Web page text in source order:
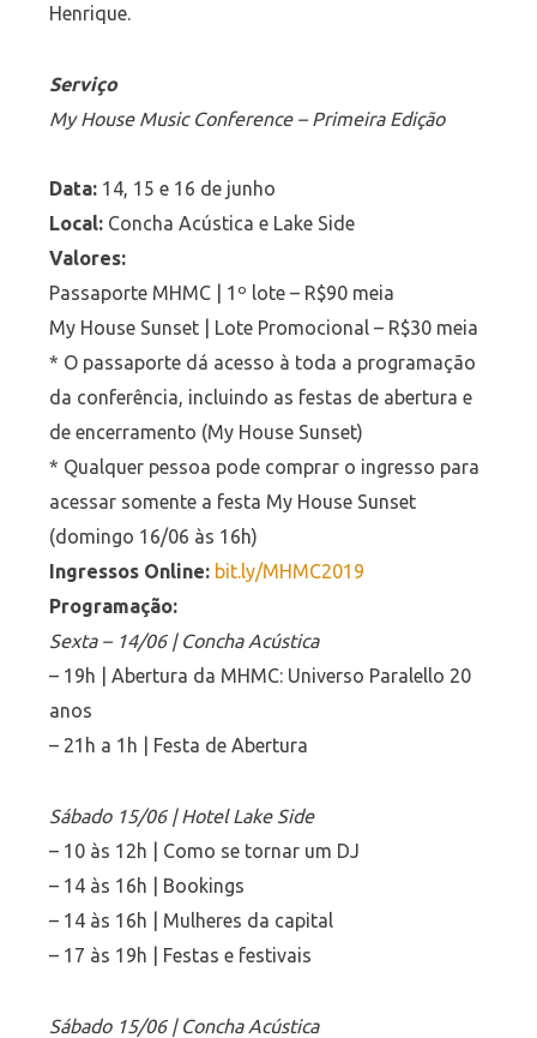
Henrique.
Serviço
My House Music Conference – Primeira Edição
Data:14, 15 e 16 de junho
Local:Concha Acústica e Lake Side
Valores:
Passaporte MHMC | 1º lote – R$90 meia
My House Sunset | Lote Promocional – R$30 meia
* O passaporte dá acesso à toda a programação
da conferência, incluindo as festas de abertura e
de encerramento (My House Sunset)
* Qualquer pessoa pode comprar o ingresso para
acessar somente a festa My House Sunset
(domingo 16/06 às 16h)
Ingressos Online: bit.ly/MHMC2019
Programação:
Sexta – 14/06 | Concha Acústica
– 19h | Abertura da MHMC: Universo Paralello 20
anos
– 21h a 1h | Festa de Abertura
Sábado 15/06 | Hotel Lake Side
– 10 às 12h | Como se tornar um DJ
– 14 às 16h | Bookings
– 14 às 16h | Mulheres da capital
– 17 às 19h | Festas e festivais
Sábado 15/06 | Concha Acústica